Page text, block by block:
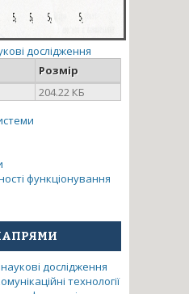
дослідження
Розмір
204.22 КБ
функціонування
дослідження
технології